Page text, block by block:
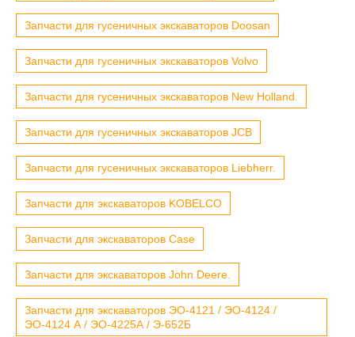
Запчасти для гусеничных экскаваторов Doosan
Запчасти для гусеничных экскаваторов Volvo
Запчасти для гусеничных экскаваторов New Holland.
Запчасти для гусеничных экскаваторов JCB
Запчасти для гусеничных экскаваторов Liebherr.
Запчасти для экскаваторов KOBELCO
Запчасти для экскаваторов Case
Запчасти для экскаваторов John Deere.
Запчасти для экскаваторов ЭО-4121 / ЭО-4124 /
ЭО-4124 А / ЭО-4225А / Э-652Б